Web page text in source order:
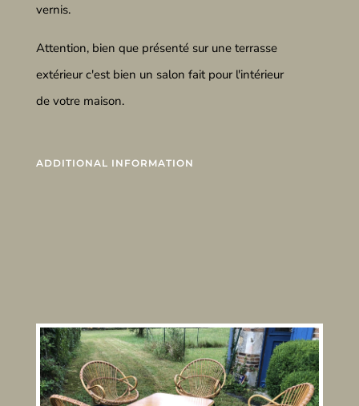
vernis.
Attention, bien que présenté sur une terrasse
extérieur c'est bien un salon fait pour l'intérieur
de votre maison.
ADDITIONAL INFORMATION